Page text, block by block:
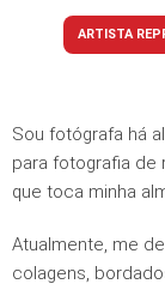
ARTISTA
Sou fotógrafa há
para fotografia de
que toca minha
Atualmente, me
colagens,